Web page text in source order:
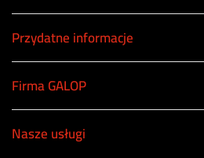
Przydatne informacje
Firma GALOP
Nasze usługi